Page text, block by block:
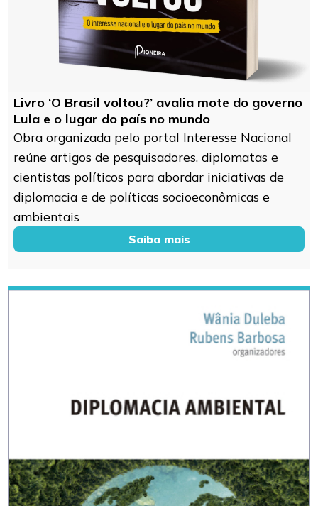
Livro ‘O Brasil voltou?’ avalia mote do governo
Lula e o lugar do país no mundo
Obra organizada pelo portal Interesse Nacional
reúne artigos de pesquisadores, diplomatas e
cientistas políticos para abordar iniciativas de
diplomacia e de políticas socioeconômicas e
ambientais
Saiba mais